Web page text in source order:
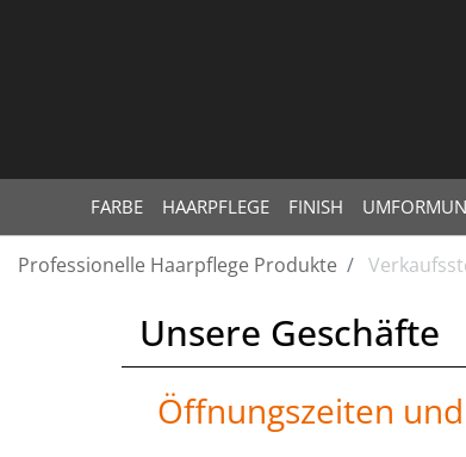
FARBE HAARPFLEGE FINISH
Professionelle Haarpflege Produkte
Unsere Geschäfte
Öffnungszeiten